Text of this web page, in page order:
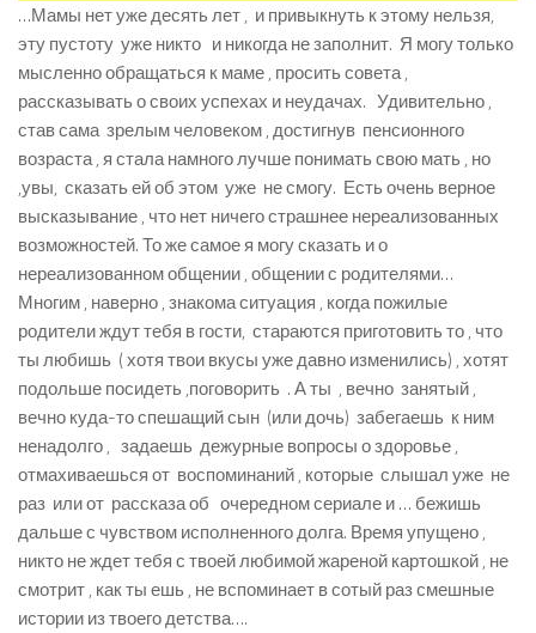
…Мамы нет уже десять лет , и привыкнуть к этому нельзя,
эту пустоту уже никто и никогда не заполнит. Я могу только
мысленно обращаться к маме , просить совета ,
рассказывать о своих успехах и неудачах. Удивительно ,
став сама зрелым человеком , достигнув пенсионного
возраста , я стала намного лучше понимать свою мать , но
,увы, сказать ей об этом уже не смогу. Есть очень верное
высказывание , что нет ничего страшнее нереализованных
возможностей. То же самое я могу сказать и о
нереализованном общении , общении с родителями…
Многим , наверно , знакома ситуация , когда пожилые
родители ждут тебя в гости, стараются приготовить то , что
ты любишь ( хотя твои вкусы уже давно изменились) , хотят
подольше посидеть ,поговорить . А ты , вечно занятый ,
вечно куда-то спешащий сын (или дочь) забегаешь к ним
ненадолго , задаешь дежурные вопросы о здоровье ,
отмахиваешься от воспоминаний , которые слышал уже не
раз или от рассказа об очередном сериале и … бежишь
дальше с чувством исполненного долга. Время упущено ,
никто не ждет тебя с твоей любимой жареной картошкой , не
смотрит , как ты ешь , не вспоминает в сотый раз смешные
истории из твоего детства….